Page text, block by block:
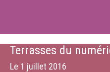
Terrasses du
Le 1 juillet 2016